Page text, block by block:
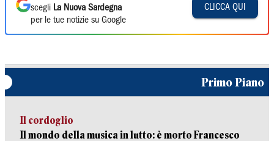
scegli La Nuova Sardegna
per le tue notizie su Google
CLICCA QUI
Primo Piano
Il cordoglio
Il mondo della musica in lutto: è morto Francesco